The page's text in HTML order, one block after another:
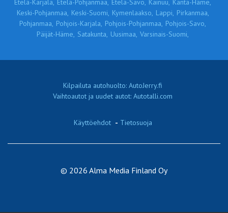
Etelä-Karjala, Etelä-Pohjanmaa, Etelä-Savo, Kainuu, Kanta-Häme,
Keski-Pohjanmaa, Keski-Suomi, Kymenlaakso, Lappi, Pirkanmaa,
Pohjanmaa, Pohjois-Karjala, Pohjois-Pohjanmaa, Pohjois-Savo,
Päijät-Häme, Satakunta, Uusimaa, Varsinais-Suomi,
Kilpailuta autohuolto: AutoJerry.fi
Vaihtoautot ja uudet autot: Autotalli.com
Käyttöehdot - Tietosuoja
© 2026 Alma Media Finland Oy